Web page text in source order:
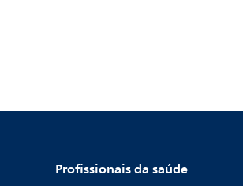
Profissionais da saúde